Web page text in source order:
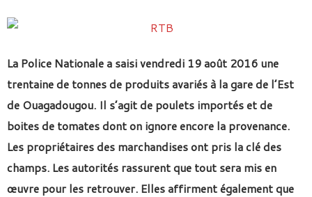
La Police Nationale a saisi vendredi 19 août 2016 une
trentaine de tonnes de produits avariés à la gare de l’Est
de Ouagadougou. Il s’agit de poulets importés et de
boites de tomates dont on ignore encore la provenance.
Les propriétaires des marchandises ont pris la clé des
champs. Les autorités rassurent que tout sera mis en
œuvre pour les retrouver. Elles affirment également que